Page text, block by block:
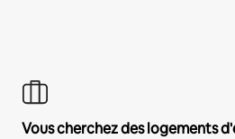
Vous cherchez des logements